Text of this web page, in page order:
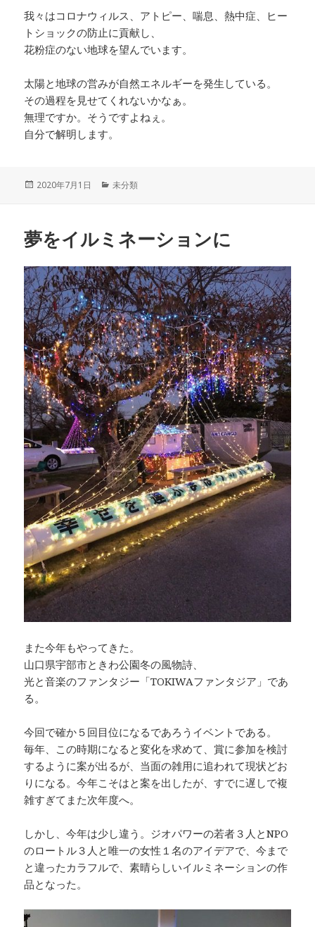
我々はコロナウィルス、アトピー、喘息、熱中症、ヒー
トショックの防止に貢献し、
花粉症のない地球を望んでいます。
太陽と地球の営みが自然エネルギーを発生している。
その過程を見せてくれないかなぁ。
無理ですか。そうですよねぇ。
自分で解明します。
投
2020年7月1日
カ
ー
未分類
夢をイルミネーションに
また今年もやってきた。
山口県宇部市ときわ公園冬の風物詩、
光と音楽のファンタジー「TOKIWAファンタジア」であ
る。
今回で確か５回目位になるであろうイベントである。
毎年、この時期になると変化を求めて、賞に参加を検討
するように案が出るが、当面の雑用に追われて現状どお
りになる。今年こそはと案を出したが、すでに遅しで複
雑すぎてまた次年度へ。
しかし、今年は少し違う。ジオパワーの若者３人とNPO
のロートル３人と唯一の女性１名のアイデアで、今まで
と違ったカラフルで、素晴らしいイルミネーションの作
品となった。